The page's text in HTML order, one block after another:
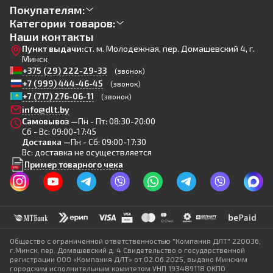
Покупателям:
Категории товаров:
Наши контакты
Пункт выдачи:ст. м. Молодежная, пер. Домашевский 4, г.
Минск
+375 (29) 222-29-33
(звонок)
+7 (999) 444-46-45 (звонок)
+7 (717) 276-06-11 (звонок)
info@dlt.by
Самовывоз —Пн - Пт: 08:30-20:00
Сб - Вс: 09:00-17:45
Доставка —Пн - Сб: 09:00-17:30
Вс: доставка не осуществляется
Пример товарного чека
Общество с ограниченной ответственностью "Компания ДЛТ" 220036,
г.Минск, пер. Домашевский д. 4 Свидетельство о государственной
регистрации ООО «Компания ДЛТ» от 02.06.2025, выдано Минским
городским исполнительным комитетом УНП 193489118 ОКПО